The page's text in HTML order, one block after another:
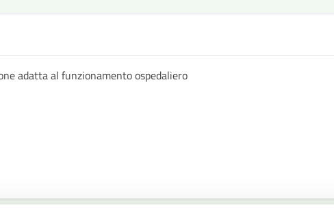
adatta al funzionamento ospedaliero